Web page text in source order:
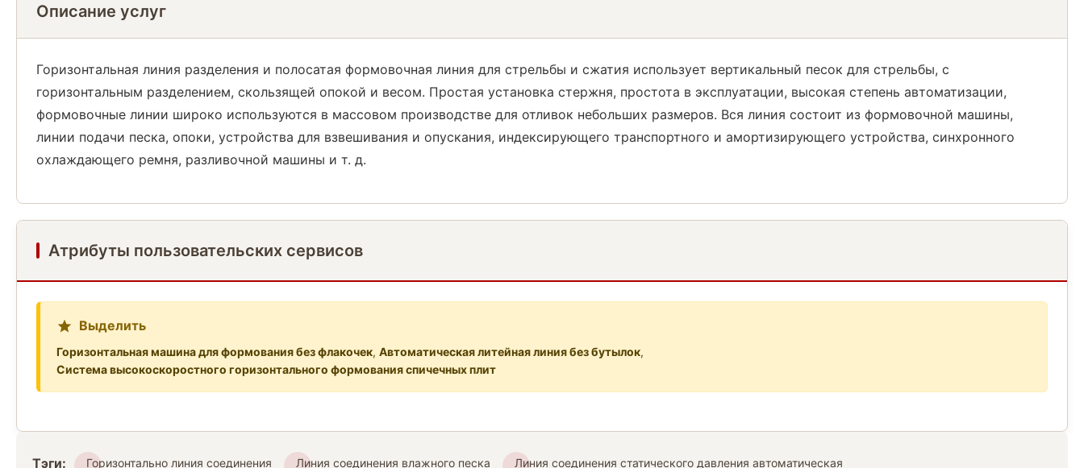
Описание услуг
Горизонтальная линия разделения и полосатая формовочная линия для стрельбы и сжатия использует вертикальный песок для стрельбы, с
горизонтальным разделением, скользящей опокой и весом. Простая установка стержня, простота в эксплуатации, высокая степень автоматизации,
формовочные линии широко используются в массовом производстве для отливок небольших размеров. Вся линия состоит из формовочной машины,
линии подачи песка, опоки, устройства для взвешивания и опускания, индексирующего транспортного и амортизирующего устройства, синхронного
охлаждающего ремня, разливочной машины и т. д.
Атрибуты пользовательских сервисов
Выделить
Горизонтальная машина для формования без флакочек, Автоматическая литейная линия без бутылок,
Система высокоскоростного горизонтального формования спичечных плит
Тэги: Горизонтально линия соединения Линия соединения влажного песка Линия соединения статического давления автоматическая